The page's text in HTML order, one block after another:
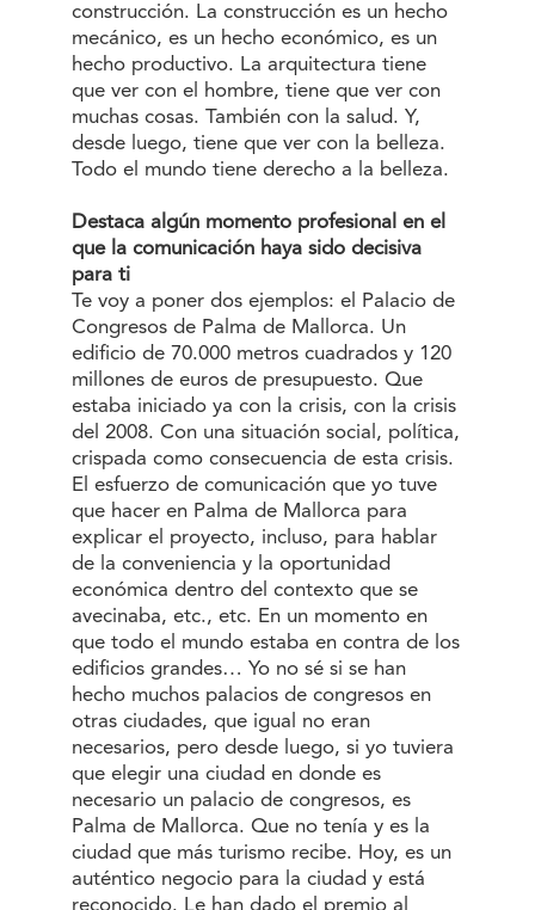
construcción. La construcción es un hecho
mecánico, es un hecho económico, es un
hecho productivo. La arquitectura tiene
que ver con el hombre, tiene que ver con
muchas cosas. También con la salud. Y,
desde luego, tiene que ver con la belleza.
Todo el mundo tiene derecho a la belleza.
Destaca algún momento profesional en el
que la comunicación haya sido decisiva
para ti
Te voy a poner dos ejemplos: el Palacio de
Congresos de Palma de Mallorca. Un
edificio de 70.000 metros cuadrados y 120
millones de euros de presupuesto. Que
estaba iniciado ya con la crisis, con la crisis
del 2008. Con una situación social, política,
crispada como consecuencia de esta crisis.
El esfuerzo de comunicación que yo tuve
que hacer en Palma de Mallorca para
explicar el proyecto, incluso, para hablar
de la conveniencia y la oportunidad
económica dentro del contexto que se
avecinaba, etc., etc. En un momento en
que todo el mundo estaba en contra de los
edificios grandes… Yo no sé si se han
hecho muchos palacios de congresos en
otras ciudades, que igual no eran
necesarios, pero desde luego, si yo tuviera
que elegir una ciudad en donde es
necesario un palacio de congresos, es
Palma de Mallorca. Que no tenía y es la
ciudad que más turismo recibe. Hoy, es un
auténtico negocio para la ciudad y está
reconocido. Le han dado el premio al